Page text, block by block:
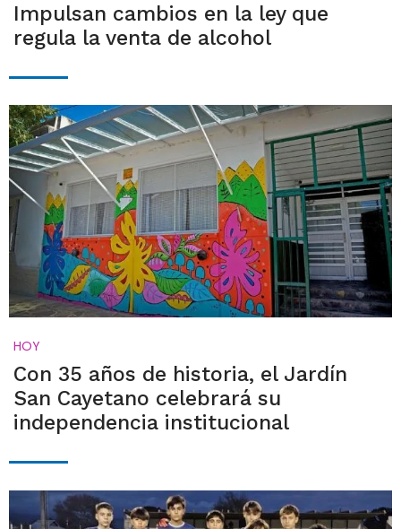
Impulsan cambios en la ley que
regula la venta de alcohol
HOY
Con 35 años de historia, el Jardín
San Cayetano celebrará su
independencia institucional